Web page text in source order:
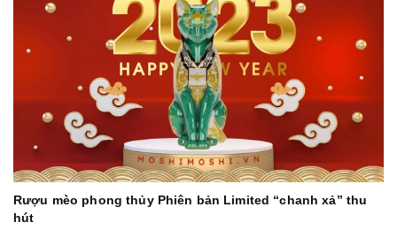
Rượu mèo phong thủy Phiên bản Limited “chanh xả” thu
hút